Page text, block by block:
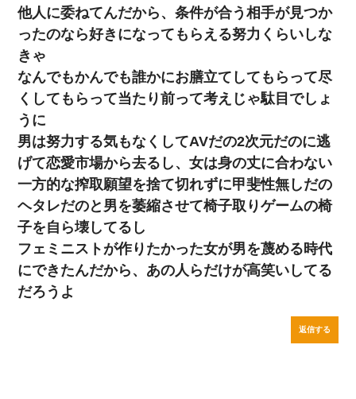
他人に委ねてんだから、条件が合う相手が見つか
ったのなら好きになってもらえる努力くらいしな
きゃ
なんでもかんでも誰かにお膳立てしてもらって尽
くしてもらって当たり前って考えじゃ駄目でしょ
うに
男は努力する気もなくしてAVだの2次元だのに逃
げて恋愛市場から去るし、女は身の丈に合わない
一方的な搾取願望を捨て切れずに甲斐性無しだの
ヘタレだのと男を萎縮させて椅子取りゲームの椅
子を自ら壊してるし
フェミニストが作りたかった女が男を蔑める時代
にできたんだから、あの人らだけが高笑いしてる
だろうよ
返信する